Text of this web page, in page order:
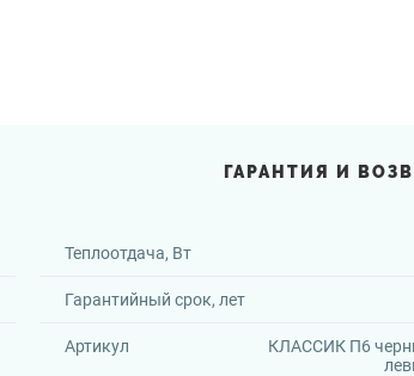
ГАРАНТИЯ И
Теплоотдача, Вт
Гарантийный срок, лет
Артикул
КЛАССИК П6